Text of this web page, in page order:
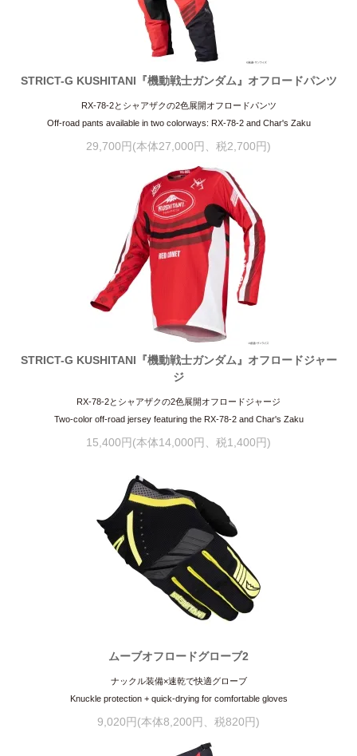
STRICT-G KUSHITANI『機動戦士ガンダム』オフロードパンツ
RX-78-2とシャアザクの2色展開オフロードパンツ
Off-road pants available in two colorways: RX-78-2 and Char's Zaku
29,700円(本体27,000円、税2,700円)
STRICT-G KUSHITANI『機動戦士ガンダム』オフロードジャー
ジ
RX-78-2とシャアザクの2色展開オフロードジャージ
Two-color off-road jersey featuring the RX-78-2 and Char's Zaku
15,400円(本体14,000円、税1,400円)
ムーブオフロードグローブ2
ナックル装備×速乾で快適グローブ
Knuckle protection + quick-drying for comfortable gloves
9,020円(本体8,200円、税820円)